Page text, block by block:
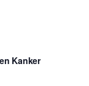
Kanker